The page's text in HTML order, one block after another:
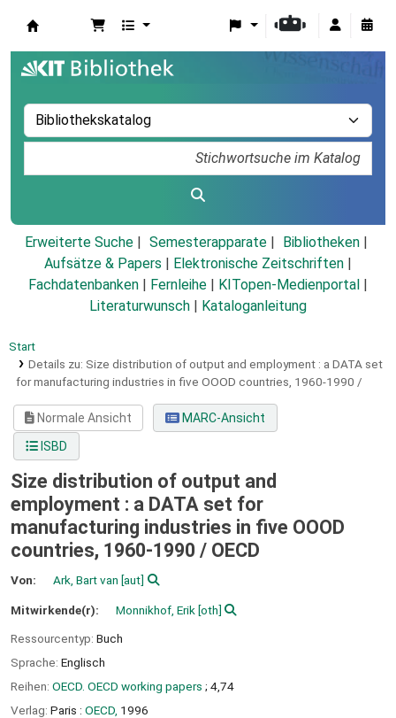
Erweiterte Suche Semesterapparate
Bibliotheken
Aufsätze & Papers
Elektronische Zeitschriften
Fachdatenbanken
Fernleihe KITopen-Medienportal
Literaturwunsch
Kataloganleitung
Start
Details zu: Size distribution of output and employment : a DATA set
for manufacturing industries in five OOOD countries, 1960-1990 /
Normale Ansicht
MARC-Ansicht
ISBD
Size distribution of output and
employment : a DATA set for
manufacturing industries in five OOOD
countries, 1960-1990 / OECD
Von: Ark, Bart van [aut]
Mitwirkende(r): Monnikhof, Erik [oth]
Ressourcentyp: Buch
Sprache: Englisch
Reihen: OECD. OECD working papers ; 4,74
Verlag: Paris : OECD, 1996